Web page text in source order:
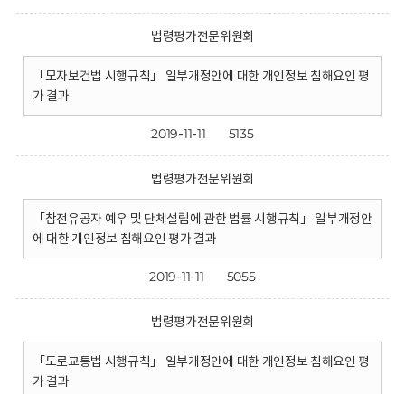
법령평가전문위원회
「모자보건법 시행규칙」 일부개정안에 대한 개인정보 침해요인 평
가 결과
2019-11-11 5135
법령평가전문위원회
「참전유공자 예우 및 단체설립에 관한 법률 시행규칙」 일부개정안
에 대한 개인정보 침해요인 평가 결과
2019-11-11 5055
법령평가전문위원회
「도로교통법 시행규칙」 일부개정안에 대한 개인정보 침해요인 평
가 결과